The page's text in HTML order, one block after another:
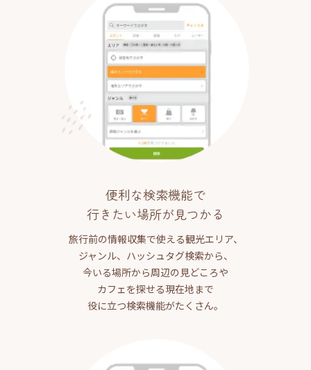
便利な検索機能で
行きたい場所が見つかる
旅行前の情報収集で使える観光エリア、
ジャンル、ハッシュタグ検索から、
今いる場所から周辺の見どころや
カフェを探せる現在地まで
役に立つ検索機能がたくさん。